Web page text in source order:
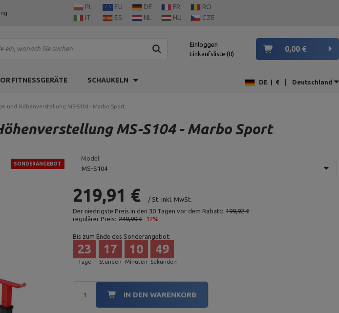
PL EU DE FR
RO
IT
ES NL HU CZE
Einloggen
Einkaufsliste 0
0,00 €
FITNESSGERÄTE SCHAUKELN DE € | Deutschland
und Höhenverstellung MS-S104 - Marbo Sport
MS-S104 - Marbo Sport
SONDERANGEBOT
Model:
MS-S104
219,91 € / St. inkl. MwSt.
Der niedrigste Preis in den 30 Tagen vor dem Rabatt: 199,92 €
regulärer Preis: 249,90 € -12%
Bis zum Ende des Sonderangebot:
Tage
23
Stunden
17
Minuten
10
Sekunden
48
IN DEN WARENKORB